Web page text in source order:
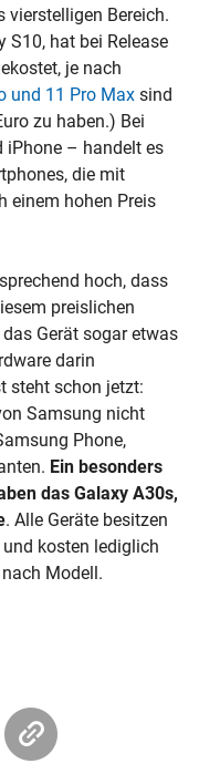
vierstelligen Bereich.
S10, hat bei Release
je nach
und 11 Pro Max sind
zu haben.) Bei
iPhone – handelt es
die mit
einem hohen Preis
hoch, dass
preislichen
Gerät sogar etwas
darin
steht schon jetzt:
Samsung nicht
Phone,
Ein besonders
das Galaxy A30s,
. Alle Geräte besitzen
kosten lediglich
Modell.